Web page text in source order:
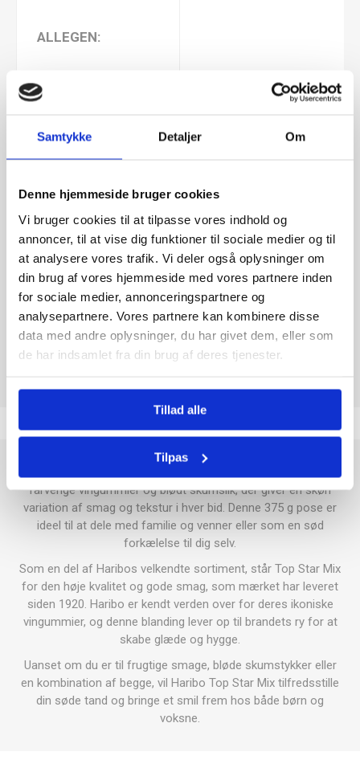
Samtykke Detaljer Om
Denne hjemmeside bruger cookies
Vi bruger cookies til at tilpasse vores indhold og
annoncer, til at vise dig funktioner til sociale medier og til
at analysere vores trafik. Vi deler også oplysninger om
din brug af vores hjemmeside med vores partnere inden
for sociale medier, annonceringspartnere og
analysepartnere. Vores partnere kan kombinere disse
data med andre oplysninger, du har givet dem, eller som
de har indsamlet fra din brug af deres tjenester.
Tillad alle
Tilpas
ALLEGEN:
MÆLK
GLUTEN Nej
NØDDER Nej
JORDNØDDER Nej
Tolkode 17049065
farverige vingummier og blødt skumslik, der giver en skøn
variation af smag og tekstur i hver bid. Denne 375 g pose er
ideel til at dele med familie og venner eller som en sød
forkælelse til dig selv.
Som en del af Haribos velkendte sortiment, står Top Star Mix
for den høje kvalitet og gode smag, som mærket har leveret
siden 1920. Haribo er kendt verden over for deres ikoniske
vingummier, og denne blanding lever op til brandets ry for at
skabe glæde og hygge.
Uanset om du er til frugtige smage, bløde skumstykker eller
en kombination af begge, vil Haribo Top Star Mix tilfredsstille
din søde tand og bringe et smil frem hos både børn og
voksne.